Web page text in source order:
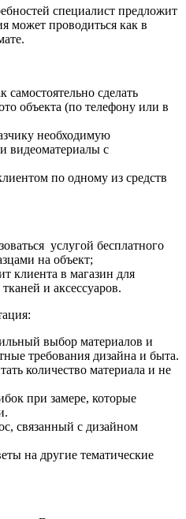
специалист предложит
может проводиться как в
самостоятельно сделать
объекта (по телефону или в
необходимую
видеоматериалы с
по одному из средств
услугой бесплатного
на объект;
клиента в магазин для
и аксессуаров.
выбор материалов и
требования дизайна и быта.
количество материала и не
при замере, которые
связанный с дизайном
на другие тематические